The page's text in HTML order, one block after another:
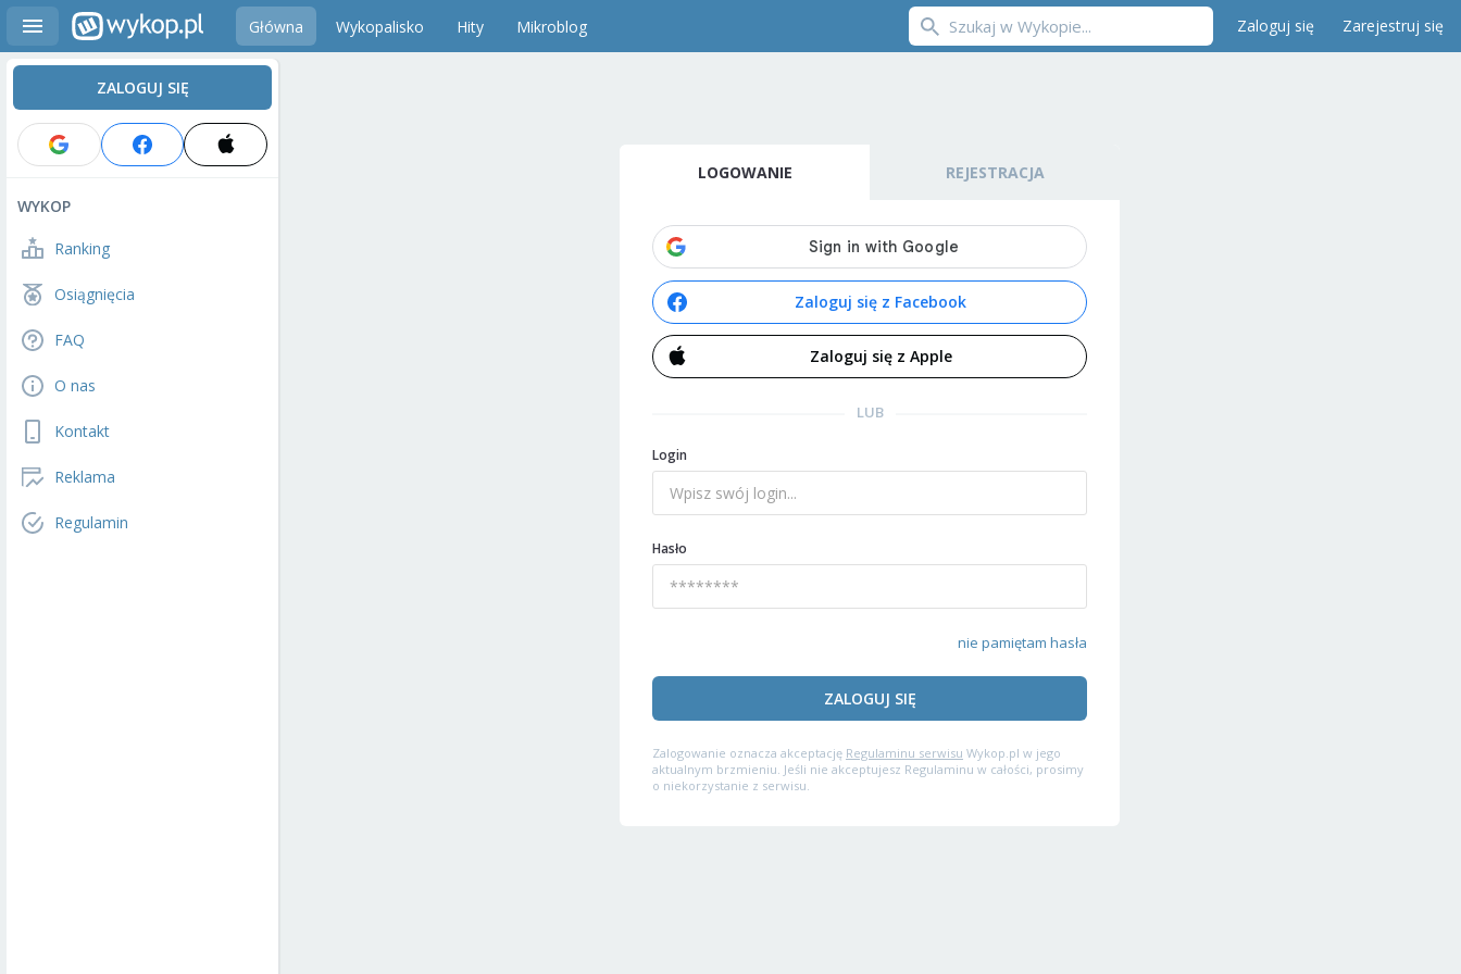
Główna Wykopalisko Hity Mikroblog Zaloguj się Zarejestruj się
ZALOGUJ SIĘ
WYKOP
Ranking
Osiągnięcia
FAQ
O nas
Kontakt
Reklama
Regulamin
LOGOWANIE REJESTRACJA
Zaloguj się z Facebook
Zaloguj się z Apple
LUB
Login
Hasło
nie pamiętam hasła
ZALOGUJ SIĘ
Zalogowanie oznacza akceptację Regulaminu serwisu Wykop.pl w jego
aktualnym brzmieniu. Jeśli nie akceptujesz Regulaminu w całości, prosimy
o niekorzystanie z serwisu.